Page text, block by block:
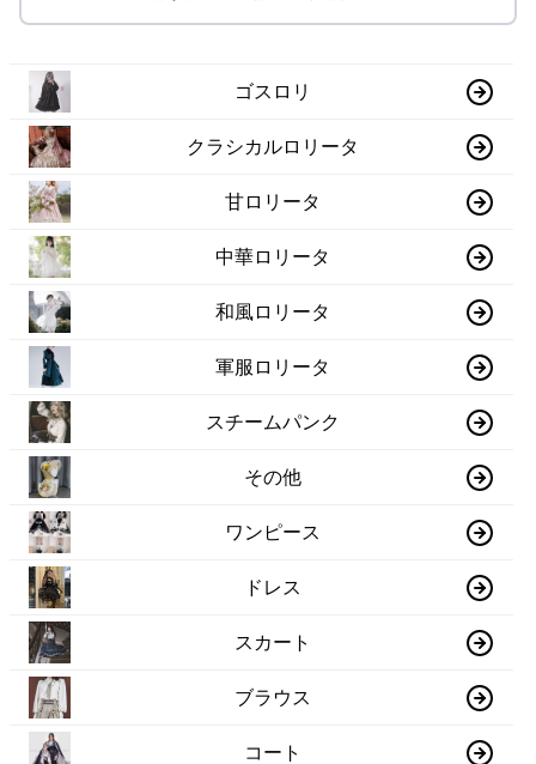
ゴスロリ
クラシカルロリータ
甘ロリータ
中華ロリータ
和風ロリータ
軍服ロリータ
スチームパンク
その他
ワンピース
ドレス
スカート
ブラウス
コート